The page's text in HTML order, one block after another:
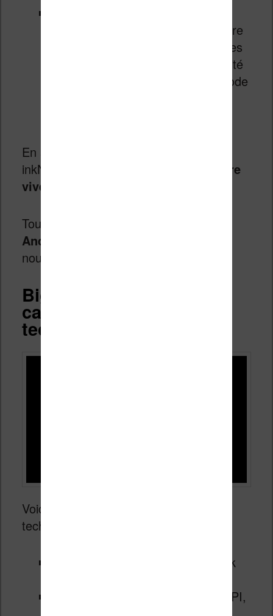
: améliore
la clarté de l’image, la richesse des
couleurs, le contraste, la luminosité
et la profondeur des noirs. Un mode
En supplément de cela, la Bigme
inkNoteX Color utilise
6 Go de mémoire
vive (RAM) et 128 Go de stockage
Tout cela étant géré par le système
Android 13
nouvelles applications.
Bigme inkNoteX Color :
caractéristiques
techniques
Voici un résumé des caractéristiques
techniques de cette machine :
Écran: 10.3 pouces couleur, E Ink
Résolution : Noir et blanc : 300 PPI,